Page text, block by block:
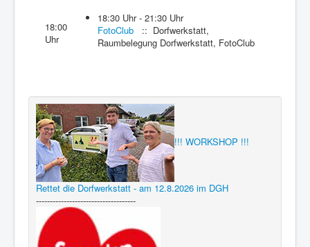
18:00
Uhr
18:30 Uhr - 21:30 Uhr
FotoClub
:: Dorfwerkstatt,
Raumbelegung Dorfwerkstatt, FotoClub
!!! WORKSHOP !!!
Rettet die Dorfwerkstatt - am 12.8.2026 im DGH
------------------------------------